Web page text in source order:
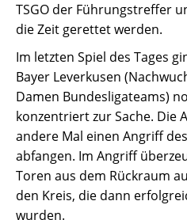
TSGO der Führungstreffer
die Zeit gerettet werden.
Im letzten Spiel des Tages
Bayer Leverkusen
Damen Bundesligateams)
konzentriert zur Sache. Die
andere Mal einen Angriff
abfangen. Im Angriff
Toren aus dem Rückraum
den Kreis, die dann
wurden.